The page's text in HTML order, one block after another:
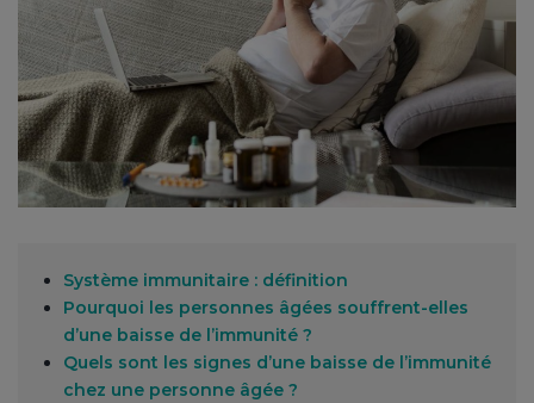
Système immunitaire : définition
Pourquoi les personnes âgées souffrent-elles
d’une baisse de l’immunité ?
Quels sont les signes d’une baisse de l’immunité
chez une personne âgée ?